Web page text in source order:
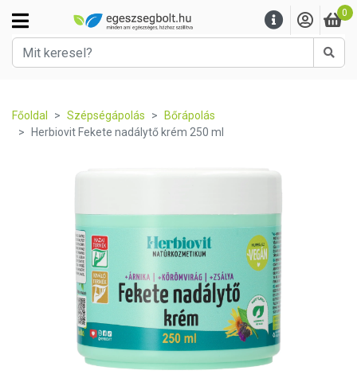
0
Főoldal Szépségápolás
Bőrápolás
Herbiovit Fekete nadálytő krém 250 ml